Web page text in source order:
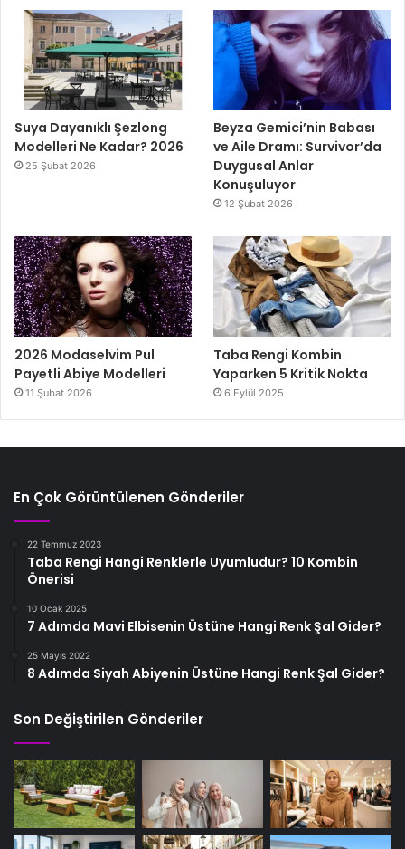
Suya Dayanıklı Şezlong
Modelleri Ne Kadar? 2026
25 Şubat 2026
Beyza Gemici’nin Babası
ve Aile Dramı: Survivor’da
Duygusal Anlar
Konuşuluyor
12 Şubat 2026
2026 Modaselvim Pul
Payetli Abiye Modelleri
11 Şubat 2026
Taba Rengi Kombin
Yaparken 5 Kritik Nokta
6 Eylül 2025
En Çok Görüntülenen Gönderiler
22 Temmuz 2023
Taba Rengi Hangi Renklerle Uyumludur? 10 Kombin
Önerisi
10 Ocak 2025
7 Adımda Mavi Elbisenin Üstüne Hangi Renk Şal Gider?
25 Mayıs 2022
8 Adımda Siyah Abiyenin Üstüne Hangi Renk Şal Gider?
Son Değiştirilen Gönderiler